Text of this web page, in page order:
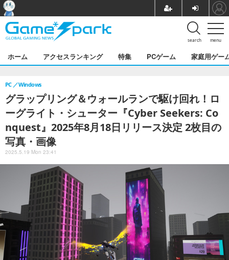
menu
search
ホーム アクセスランキング 特集 PCゲーム 家庭用ゲー
グラップリング＆ウォールランで駆け回れ！ロ
ーグライト・シューター『Cyber Seekers: Co
nquest』2025年8月18日リリース決定 2枚目の
写真・画像
PC Windows
2025.5.19 Mon 23:41